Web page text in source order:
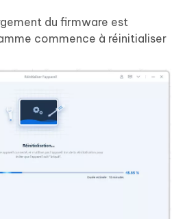
du firmware est
commence à réinitialiser